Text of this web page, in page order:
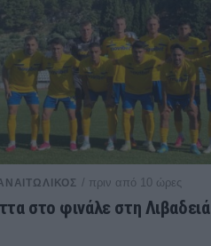
/ πριν από 10 ώρες
στο φινάλε στη Λιβαδειά